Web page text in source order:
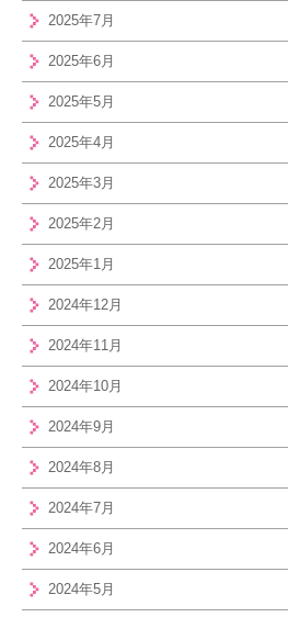
2025年7月
2025年6月
2025年5月
2025年4月
2025年3月
2025年2月
2025年1月
2024年12月
2024年11月
2024年10月
2024年9月
2024年8月
2024年7月
2024年6月
2024年5月